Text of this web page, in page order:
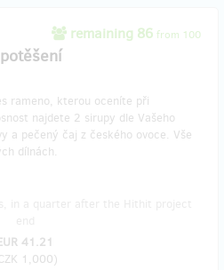
remaining 86 from 100
rameno, kterou oceníte při
najdete 2 sirupy dle Vašeho
a pečený čaj z českého ovoce. Vše
dílnách.
41.21
1,000)